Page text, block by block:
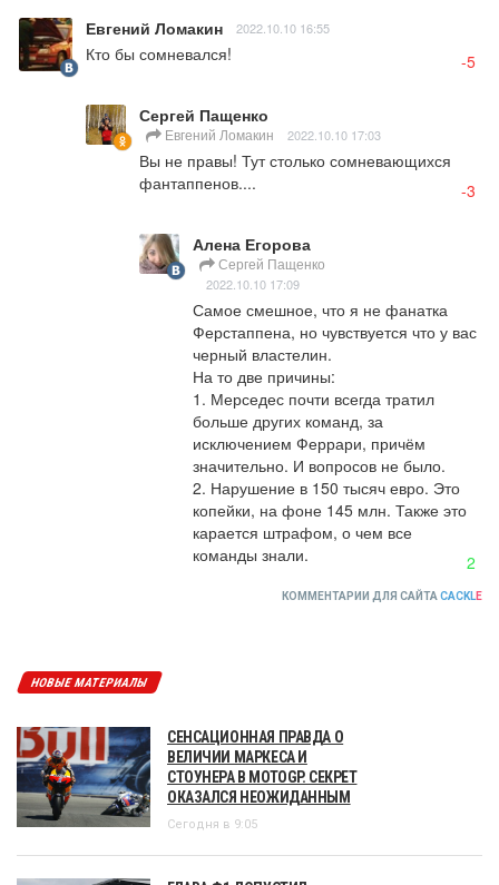
Евгений Ломакин 2022.10.10 16:55
Кто бы сомневался! -5
Сергей Пащенко
Евгений Ломакин 2022.10.10 17:03
Вы не правы! Тут столько сомневающихся
фантаппенов....
-3
Алена Егорова
Сергей Пащенко
2022.10.10 17:09
Самое смешное, что я не фанатка
Ферстаппена, но чувствуется что у вас
черный властелин.
На то две причины:
1. Мерседес почти всегда тратил
больше других команд, за
исключением Феррари, причём
значительно. И вопросов не было.
2. Нарушение в 150 тысяч евро. Это
копейки, на фоне 145 млн. Также это
карается штрафом, о чем все
команды знали.
2
КОММЕНТАРИИ ДЛЯ САЙТА CACKLE
НОВЫЕ МАТЕРИАЛЫ
СЕНСАЦИОННАЯ ПРАВДА О
ВЕЛИЧИИ МАРКЕСА И
СТОУНЕРА В MOTOGP. СЕКРЕТ
ОКАЗАЛСЯ НЕОЖИДАННЫМ
Сегодня в 9:05